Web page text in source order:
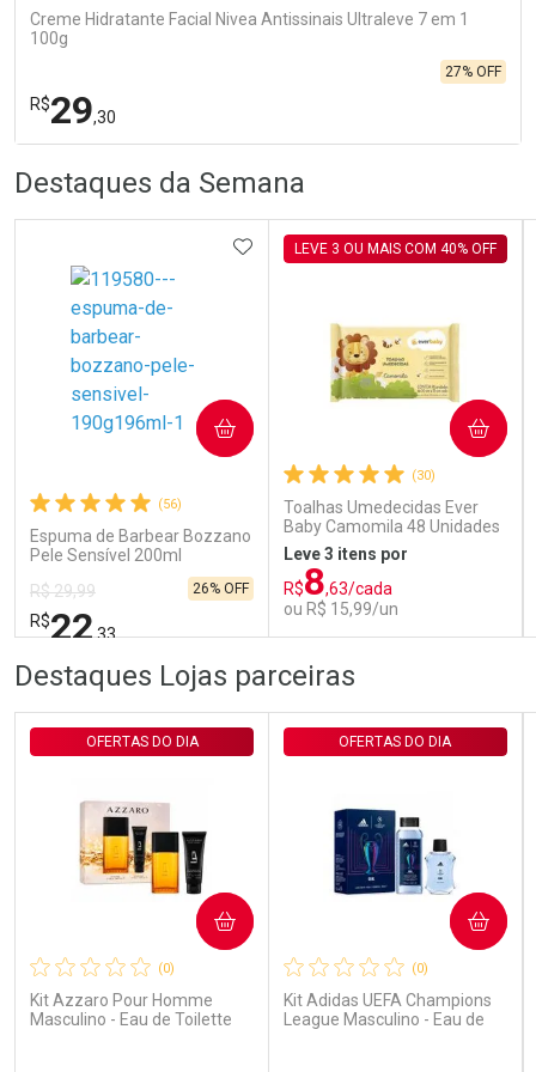
Creme Hidratante Facial Nivea Antissinais Ultraleve 7 em 1
100g
R$29,30
27% OFF
Laboratório
Por R$ 29,30/cada
Por Menos
Por R$ 29,30/cada
Destaques da Semana
(56)
Espuma de Barbear Bozzano
Pele Sensível 200ml
R$ 29,99
R$22,33
26% OFF
ADICIONAR AOS FAVORITOS
COMPRAR
FECHAR
Laboratório
Comprar sem Desconto
Por R$ 22,33/cada
FECHAR
Por Menos
Comprar sem Desconto
Por R$ 22,33/cada
(30)
Toalhas Umedecidas Ever
Baby Camomila 48 Unidades
LEVE 3 OU MAIS COM 40% OFF
Leve 3 itens por
R$8,63/cada
ou R$ 15,99/un
COMPRAR
Comprar sem Desconto
Por R$ 15,99/cada
Por Menos
Comprar sem Desconto
Por R$ 15,99/cada
Destaques Lojas parceiras
(0)
Kit Azzaro Pour Homme
Masculino - Eau de Toilette
OFERTAS DO DIA
COMPRAR
(0)
Kit Adidas UEFA Champions
League Masculino - Eau de
OFERTAS DO DIA
COMPRAR